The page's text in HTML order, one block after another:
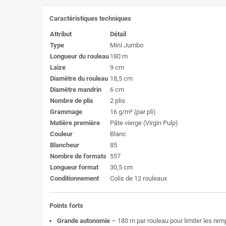
Caractéristiques techniques
Attribut
Détail
Type
Mini Jumbo
Longueur du rouleau 180 m
Laize
9 cm
Diamètre du rouleau 18,5 cm
Diamètre mandrin
6 cm
Nombre de plis
2 plis
Grammage
16 g/m² (par pli)
Matière première
Pâte vierge (Virgin Pulp)
Couleur
Blanc
Blancheur
85
Nombre de formats 557
Longueur format
30,5 cm
Conditionnement
Colis de 12 rouleaux
Points forts
Grande autonomie – 180 m par rouleau pour limiter les